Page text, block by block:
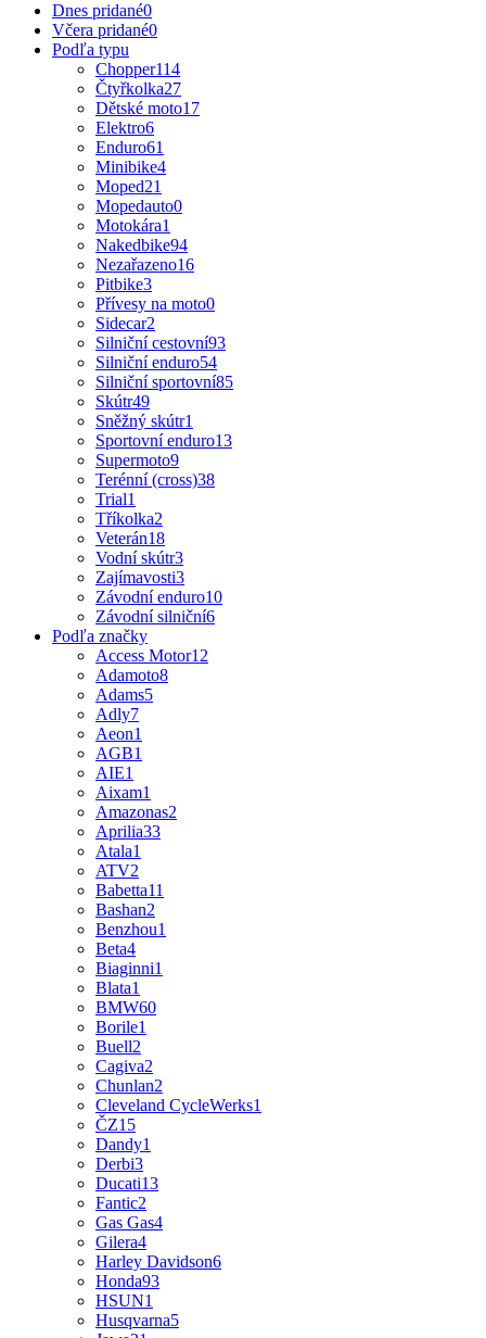
Dnes pridané0
Včera pridané0
Podľa typu
Chopper114
Čtyřkolka27
Dětské moto17
Elektro6
Enduro61
Minibike4
Moped21
Mopedauto0
Motokára1
Nakedbike94
Nezařazeno16
Pitbike3
Přívesy na moto0
Sidecar2
Silniční cestovní93
Silniční enduro54
Silniční sportovní85
Skútr49
Sněžný skútr1
Sportovní enduro13
Supermoto9
Terénní (cross)38
Trial1
Tříkolka2
Veterán18
Vodní skútr3
Zajímavosti3
Závodní enduro10
Závodní silniční6
Podľa značky
Access Motor12
Adamoto8
Adams5
Adly7
Aeon1
AGB1
AIE1
Aixam1
Amazonas2
Aprilia33
Atala1
ATV2
Babetta11
Bashan2
Benzhou1
Beta4
Biaginni1
Blata1
BMW60
Borile1
Buell2
Cagiva2
Chunlan2
Cleveland CycleWerks1
ČZ15
Dandy1
Derbi3
Ducati13
Fantic2
Gas Gas4
Gilera4
Harley Davidson6
Honda93
HSUN1
Husqvarna5